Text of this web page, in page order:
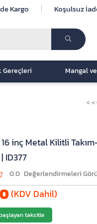
Kargo Koşulsuz
Gereçleri Mangal
< <
inç Metal Kilitli
ID377
0.0
(KDV Dahil)
taksitle